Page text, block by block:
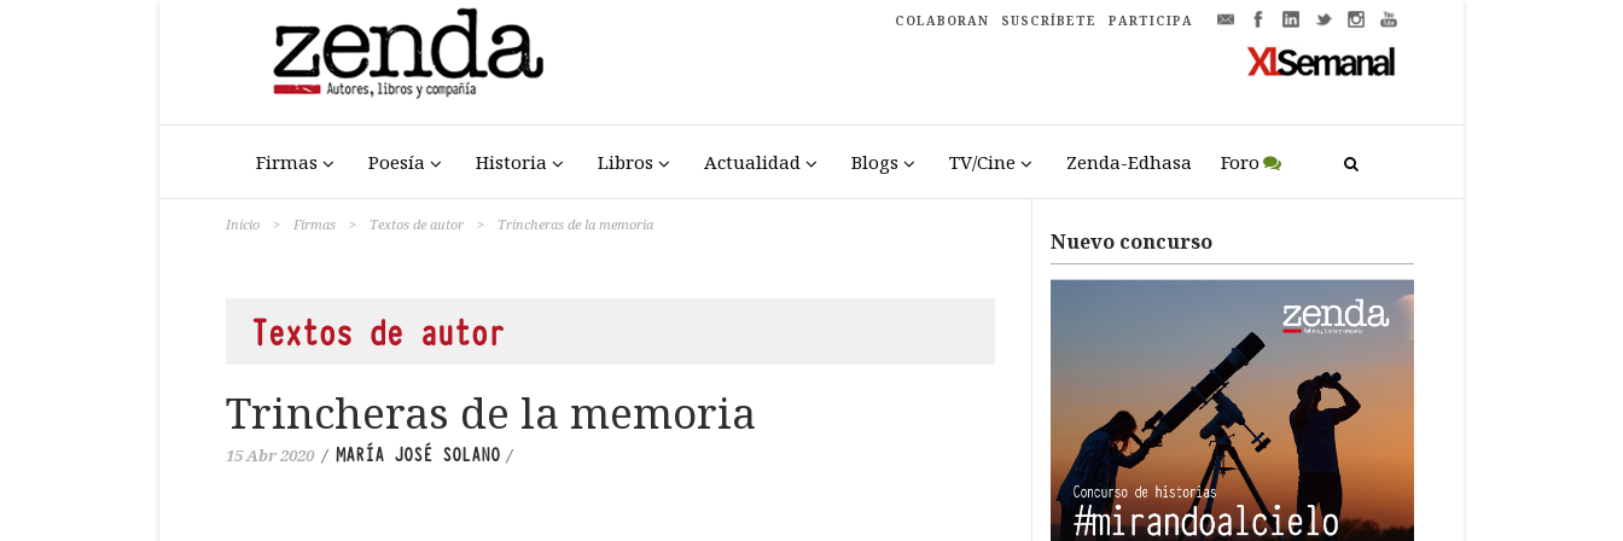
COLABORAN SUSCRÍBETE PARTICIPA
Firmas Poesía Historia Libros Actualidad Blogs TV/Cine Zenda-Edhasa Foro
Inicio > Firmas > Textos de autor > Trincheras de la memoria
Textos de autor
Trincheras de la memoria
15 Abr 2020 / MARÍA JOSÉ SOLANO /
Nuevo concurso